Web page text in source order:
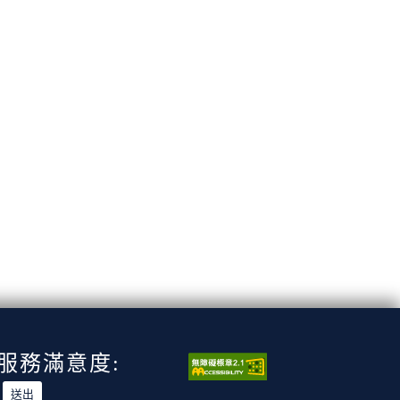
務滿意度: